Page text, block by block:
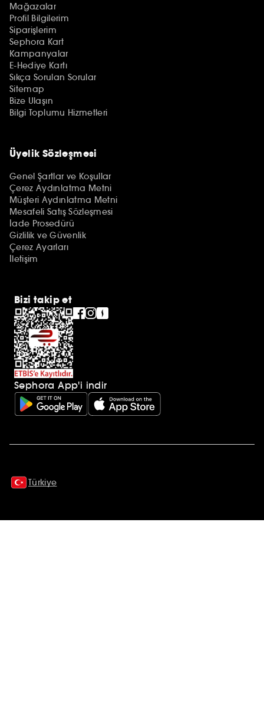
Mağazalar
Profil Bilgilerim
Siparişlerim
Sephora Kart
Kampanyalar
E-Hediye Kartı
Sıkça Sorulan Sorular
Sitemap
Bize Ulaşın
Bilgi Toplumu Hizmetleri
Üyelik Sözleşmesi
Genel Şartlar ve Koşullar
Çerez Aydınlatma Metni
Müşteri Aydınlatma Metni
Mesafeli Satış Sözleşmesi
İade Prosedürü
Gizlilik ve Güvenlik
Çerez Ayarları
İletişim
Bizi takip et
Sephora App'i indir
Türkiye